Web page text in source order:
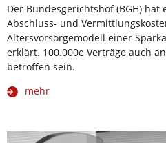
Der Bundesgerichtshof (BGH) hat
Abschluss- und
Altersvorsorgemodell einer
erklärt. 100.000e Verträge auch
betroffen sein.
mehr